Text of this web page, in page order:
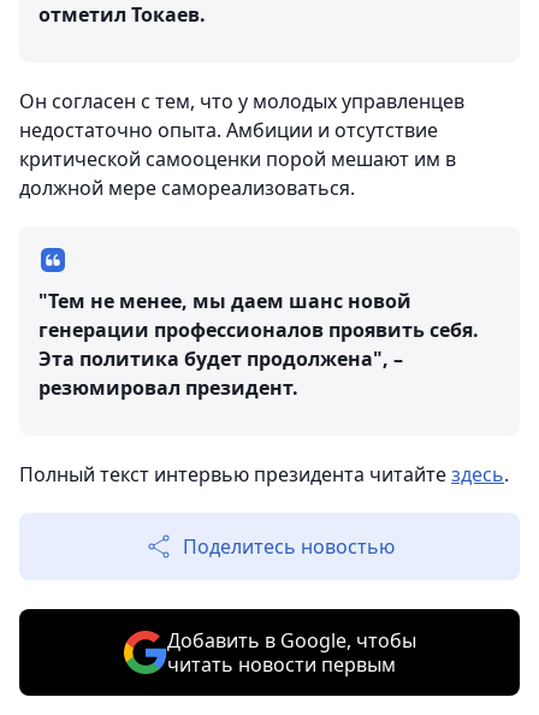
отметил Токаев.
Он согласен с тем, что у молодых управленцев
недостаточно опыта. Амбиции и отсутствие
критической самооценки порой мешают им в
должной мере самореализоваться.
"Тем не менее, мы даем шанс новой
генерации профессионалов проявить себя.
Эта политика будет продолжена", –
резюмировал президент.
Полный текст интервью президента читайтездесь.
Поделитесь новостью
Добавить в Google, чтобы
читать новости первым